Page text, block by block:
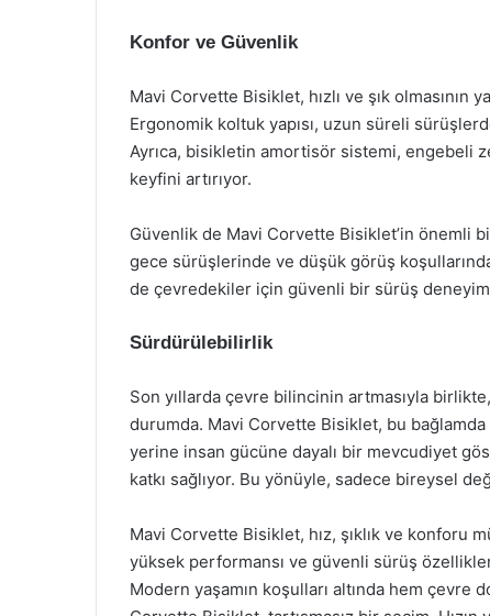
Konfor ve Güvenlik
Mavi Corvette Bisiklet, hızlı ve şık
Ergonomik koltuk yapısı, uzun süreli
Ayrıca, bisikletin amortisör sistemi, engebeli
keyfini artırıyor.
Güvenlik de Mavi Corvette Bisiklet’in önemli
gece sürüşlerinde ve düşük görüş
de çevredekiler için güvenli bir sürüş
Sürdürülebilirlik
Son yıllarda çevre bilincinin artmasıyla
durumda. Mavi Corvette Bisiklet, bu
yerine insan gücüne dayalı bir mevcudiyet
katkı sağlıyor. Bu yönüyle, sadece bireysel
Mavi Corvette Bisiklet, hız, şıklık ve konforu
yüksek performansı ve güvenli sürüş
Modern yaşamın koşulları altında hem çevre